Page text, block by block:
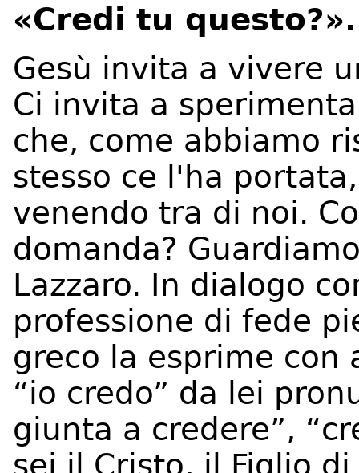
«Credi tu
Gesù invita a vivere
Ci invita a
che, come abbiamo
stesso ce l'ha
venendo tra di noi.
domanda?
Lazzaro. In dialogo
professione di fede
greco la esprime con
“io credo” da lei
giunta a credere”,
sei il Cristo, il Figlio